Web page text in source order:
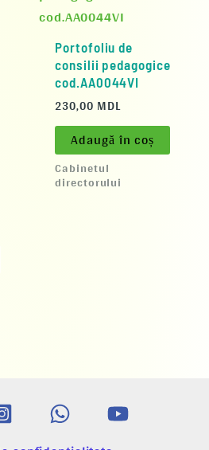
Portofoliu de
consilii pedagogice
cod.AA0044VI
230,00 MDL
Adaugă în coș
Cabinetul
directorului